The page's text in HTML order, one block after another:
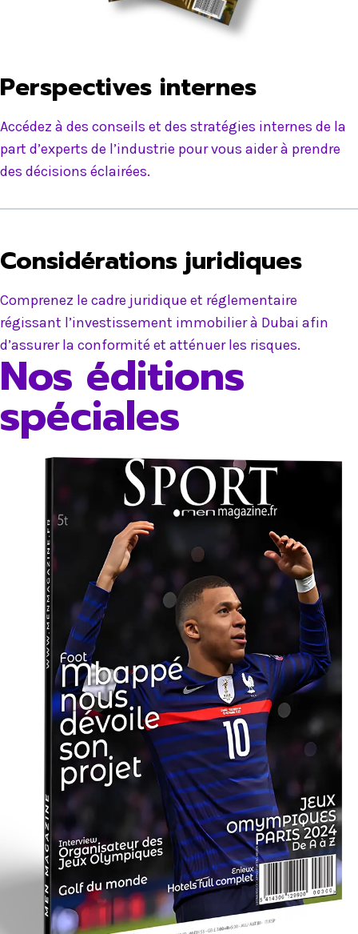
Perspectives internes
Accédez à des conseils et des stratégies internes de la
part d’experts de l’industrie pour vous aider à prendre
des décisions éclairées.
Considérations juridiques
Comprenez le cadre juridique et réglementaire
régissant l’investissement immobilier à Dubai afin
d’assurer la conformité et atténuer les risques.
Nos éditions
spéciales